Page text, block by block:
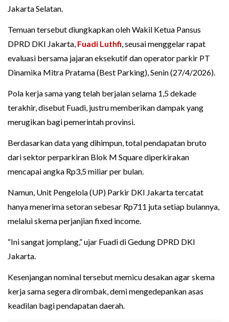
Jakarta Selatan.
Temuan tersebut diungkapkan oleh Wakil Ketua Pansus
DPRD DKI Jakarta, Fuadi Luthfi, seusai menggelar rapat
evaluasi bersama jajaran eksekutif dan operator parkir PT
Dinamika Mitra Pratama (Best Parking), Senin (27/4/2026).
Pola kerja sama yang telah berjalan selama 1,5 dekade
terakhir, disebut Fuadi, justru memberikan dampak yang
merugikan bagi pemerintah provinsi.
Berdasarkan data yang dihimpun, total pendapatan bruto
dari sektor perparkiran Blok M Square diperkirakan
mencapai angka Rp3,5 miliar per bulan.
Namun, Unit Pengelola (UP) Parkir DKI Jakarta tercatat
hanya menerima setoran sebesar Rp711 juta setiap bulannya,
melalui skema perjanjian fixed income.
“Ini sangat jomplang,” ujar Fuadi di Gedung DPRD DKI
Jakarta.
Kesenjangan nominal tersebut memicu desakan agar skema
kerja sama segera dirombak, demi mengedepankan asas
keadilan bagi pendapatan daerah.